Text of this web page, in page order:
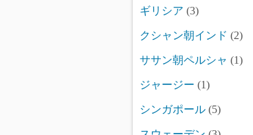
ギリシア (3)
クシャン朝インド (2)
ササン朝ペルシャ (1)
ジャージー (1)
シンガポール (5)